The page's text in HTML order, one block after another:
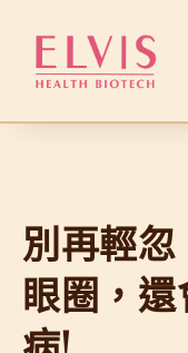
要
別再輕
眼圈，